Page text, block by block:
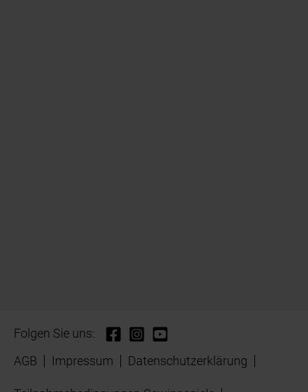
Folgen Sie uns:
AGB
Impressum Datenschutzerklärung